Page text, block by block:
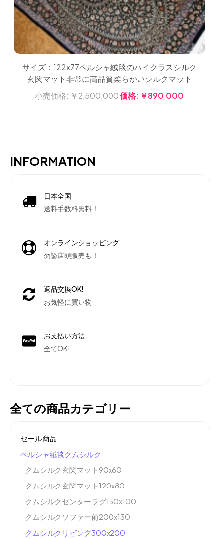
サイズ：122x77ペルシャ絨毯のハイクラスシルク
玄関マット非常に高品質柔らかいシルクマット
小売価格:￥2,500,000価格: ￥890,000
INFORMATION
日本全国
送料手数料無料！
オンラインショッピング
勿論店頭販売も！
返品交換OK!
お気軽に買い物
お支払い方法
全てOK!
全ての商品カテゴリー
セール商品
ペルシャ絨毯クムシルク
クムシルク玄関マット90x60
クムシルク玄関マット120x80
クムシルクセンターラグ150x100
クムシルクソファー前200x130
クムシルクリビング300x200